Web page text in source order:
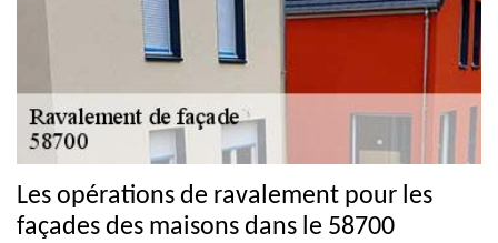
Les opérations de ravalement pour les
façades des maisons dans le 58700